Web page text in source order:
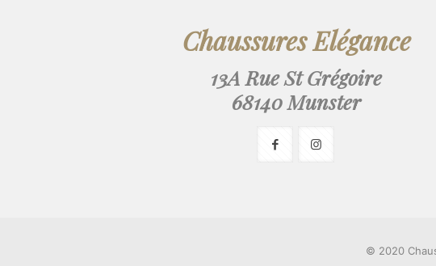
Chaussures Elégance
13A Rue St Grégoire
68140 Munster
© 2020